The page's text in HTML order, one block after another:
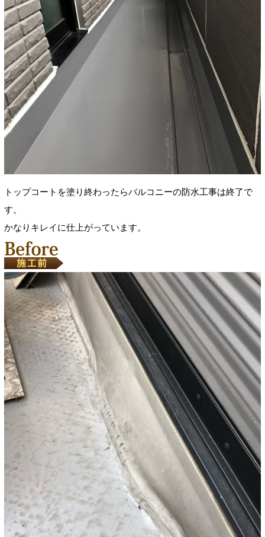
トップコートを塗り終わったらバルコニーの防水工事は終了で
す。
かなりキレイに仕上がっています。